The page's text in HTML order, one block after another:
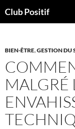
auClub Positif
BIEN-ÊTRE,GESTION DU
MALGRÉ